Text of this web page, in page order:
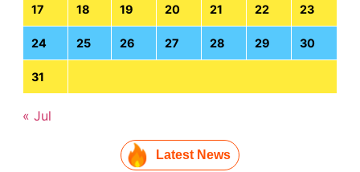
17 18 19 20 21 22 23
24 25 26 27 28 29 30
31
« Jul
Latest News